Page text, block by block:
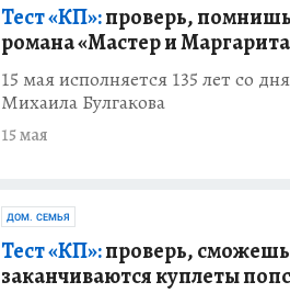
Тест «КП»:проверь,
романа «Мастер и
15 мая исполняется 135 лет со
Михаила Булгакова
15 мая
ДОМ. СЕМЬЯ
Тест «КП»:проверь,
заканчиваются куплеты